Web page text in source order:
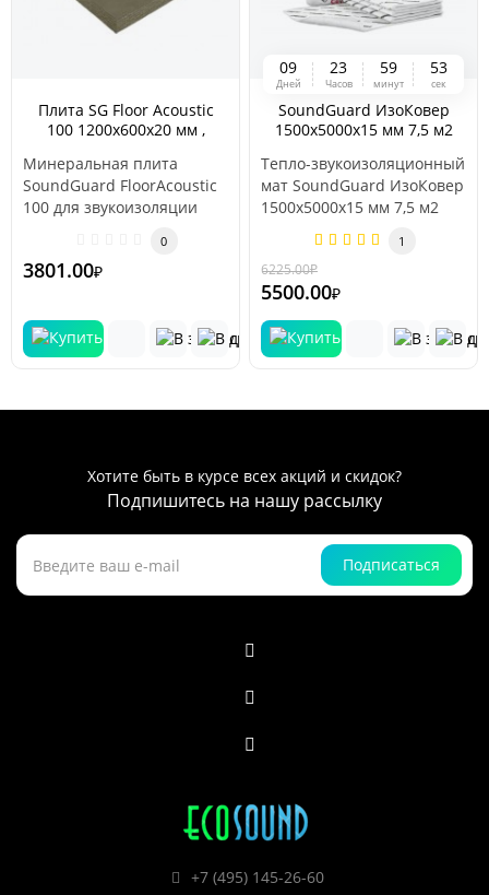
Плита SG Floor Acoustic
100 1200х600х20 мм ,
Минеральная плита
SoundGuard FloorAcoustic
100 для звукоизоляции
0
3801.00₽
09
Дней
23
Часов
59
минут
53
сек
SoundGuard ИзоКовер
1500x5000x15 мм 7,5 м2
Тепло-звукоизоляционный
мат SoundGuard ИзоКовер
1500x5000x15 мм 7,5 м2
Материал универсальный
1
6225.00₽
5500.00₽
Хотите быть в курсе всех акций и скидок?
Подпишитесь на нашу рассылку
Подписаться
+7 (495) 145-26-60